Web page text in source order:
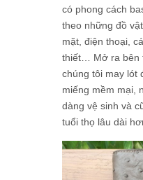
có phong cách
theo những đồ
mặt, điện thoại,
thiết… Mở ra bên
chúng tôi may lót
miếng mềm mại,
dàng vệ sinh và
tuổi thọ lâu dài